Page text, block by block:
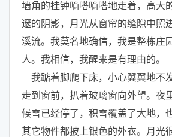
墙角的挂钟嘀嗒嘀嗒地走着，高大
邃的阴影，月光从窗帘的缝隙中照
溪流。我莫名地确信，我是整栋庄
人。我相信，我醒来是有理由的。
我踮着脚爬下床，小心翼翼地不
走到窗前，扒着玻璃窗向外望。夜
候雪已经停了，积雪覆盖了大地，
其它物件都披上银色的外衣。月光